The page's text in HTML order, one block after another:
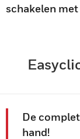
schakelen
De
hand!